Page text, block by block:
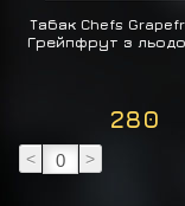
Табак Chefs
Грейпфрут з
280
< >